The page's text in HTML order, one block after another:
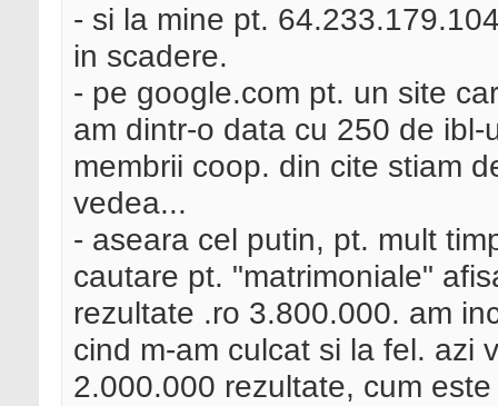
- si la mine pt.
in scadere.
- pe google.com pt. un site
am dintr-o data cu 250 de
membrii coop. din cite stiam
vedea...
- aseara cel putin, pt. mult
cautare pt. "matrimoniale"
rezultate .ro 3.800.000. am
cind m-am culcat si la fel. azi
2.000.000 rezultate, cum